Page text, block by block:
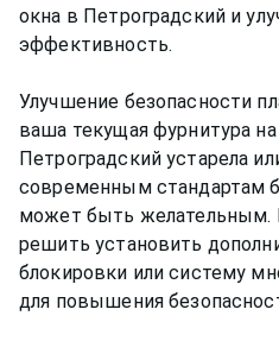
окна в Петроградский и
эффективность.
Улучшение безопасности
ваша текущая фурнитура
Петроградский устарела
современным стандартам
может быть
решить установить
блокировки или систему
для повышения